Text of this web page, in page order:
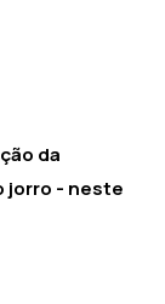
da
jorro - neste